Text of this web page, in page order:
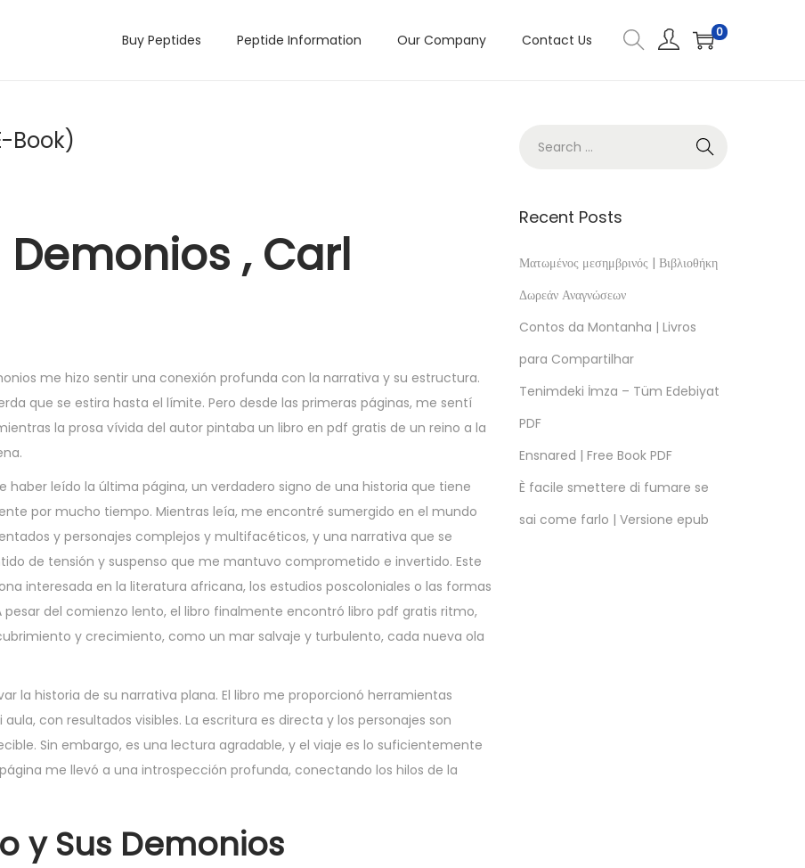
Buy Peptides Peptide Information Our Company Contact Us 0
Book)
Demonios , Carl
me hizo sentir una conexión profunda con la narrativa y su estructura.
que se estira hasta el límite. Pero desde las primeras páginas, me sentí
la prosa vívida del autor pintaba un libro en pdf gratis de un reino a la
haber leído la última página, un verdadero signo de una historia que tiene
por mucho tiempo. Mientras leía, me encontré sumergido en el mundo
y personajes complejos y multifacéticos, y una narrativa que se
de tensión y suspenso que me mantuvo comprometido e invertido. Este
interesada en la literatura africana, los estudios poscoloniales o las formas
del comienzo lento, el libro finalmente encontró libro pdf gratis ritmo,
y crecimiento, como un mar salvaje y turbulento, cada nueva ola
la historia de su narrativa plana. El libro me proporcionó herramientas
con resultados visibles. La escritura es directa y los personajes son
Sin embargo, es una lectura agradable, y el viaje es lo suficientemente
me llevó a una introspección profunda, conectando los hilos de la
y Sus Demonios
Recent Posts
Ματωμένος μεσημβρινός | Βιβλιοθήκη
Δωρεάν Αναγνώσεων
Contos da Montanha | Livros
para Compartilhar
Tenimdeki İmza – Tüm Edebiyat
PDF
Ensnared | Free Book PDF
È facile smettere di fumare se
sai come farlo | Versione epub